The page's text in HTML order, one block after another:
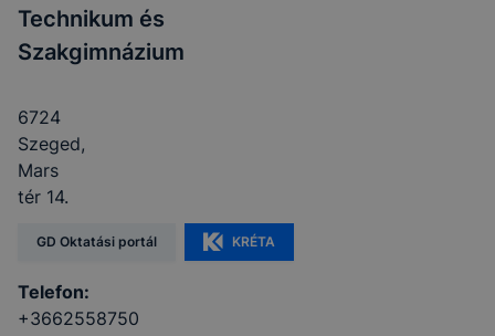
Technikum és
Szakgimnázium
6724
Szeged,
Mars
tér 14.
GD Oktatási portál KRÉTA
Telefon:
+3662558750